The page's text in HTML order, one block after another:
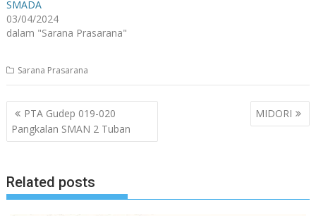
SMADA
03/04/2024
dalam "Sarana Prasarana"
Sarana Prasarana
Navigasi
pos
PTA Gudep 019-020
Pangkalan SMAN 2 Tuban
MIDORI
Related posts